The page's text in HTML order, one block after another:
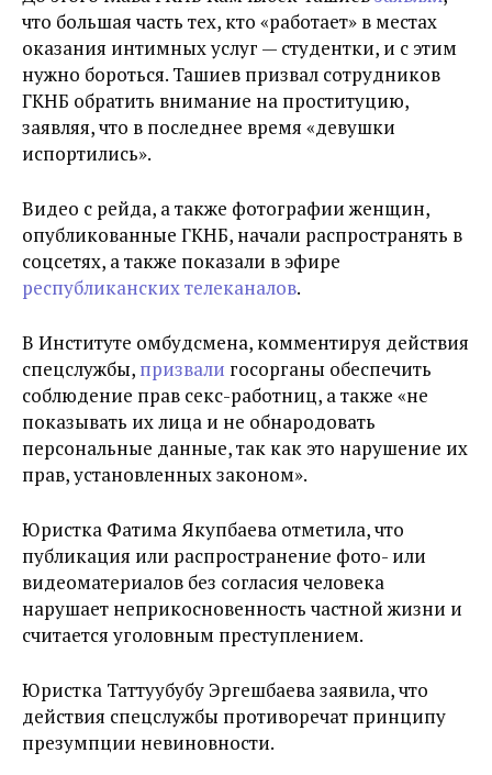
что большая часть тех, кто «работает» в местах
оказания интимных услуг — студентки, и с этим
нужно бороться. Ташиев призвал сотрудников
ГКНБ обратить внимание на проституцию,
заявляя, что в последнее время «девушки
испортились».
Видео с рейда, а также фотографии женщин,
опубликованные ГКНБ, начали распространять в
соцсетях, а также показали в эфире
республиканских телеканалов.
В Институте омбудсмена, комментируя действия
спецслужбы, призвали госорганы обеспечить
соблюдение прав секс-работниц, а также «не
показывать их лица и не обнародовать
персональные данные, так как это нарушение их
прав, установленных законом».
Юристка Фатима Якупбаева отметила, что
публикация или распространение фото- или
видеоматериалов без согласия человека
нарушает неприкосновенность частной жизни и
считается уголовным преступлением.
Юристка Таттуубубу Эргешбаева заявила, что
действия спецслужбы противоречат принципу
презумпции невиновности.